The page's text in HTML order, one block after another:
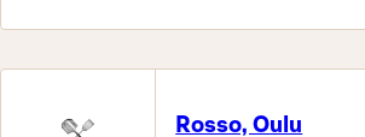
Rosso, Oulu